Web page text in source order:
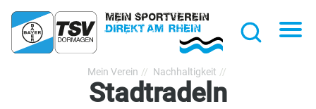
TSV
Bayer
Dormagen
Mein Verein Nachhaltigkeit
Stadtradeln